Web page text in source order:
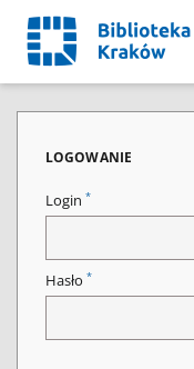
LOGOWANIE
Login *
Hasło *